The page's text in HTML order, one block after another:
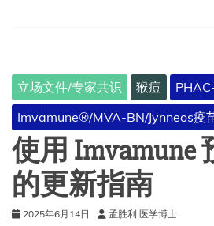
风
险
的
人
用
JYNNEOS（天
花
和
猴
立场文件/专家共识 猴痘
Imvamune®/MVA-BN/Jynneos疫
使用 Imvamune
的更新指南
2025年6月14日 孟胜利 医学博士